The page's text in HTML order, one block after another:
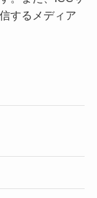
するメディア